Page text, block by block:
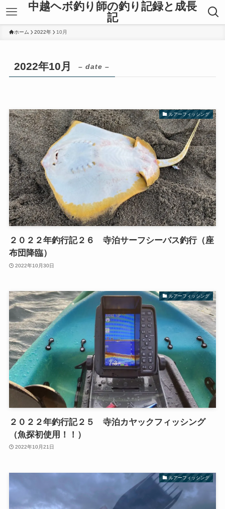
中越ヘボ釣り師の釣り記録と成長
記
ホーム 2022年 10月
2022年10月 – date –
ルアーフィッシング
２０２２年釣行記２６ 寺泊サーフシーバス釣行（座
布団降臨）
2022年10月30日
ルアーフィッシング
２０２２年釣行記２５ 寺泊カヤックフィッシング
（魚探初使用！！）
2022年10月21日
ルアーフィッシング